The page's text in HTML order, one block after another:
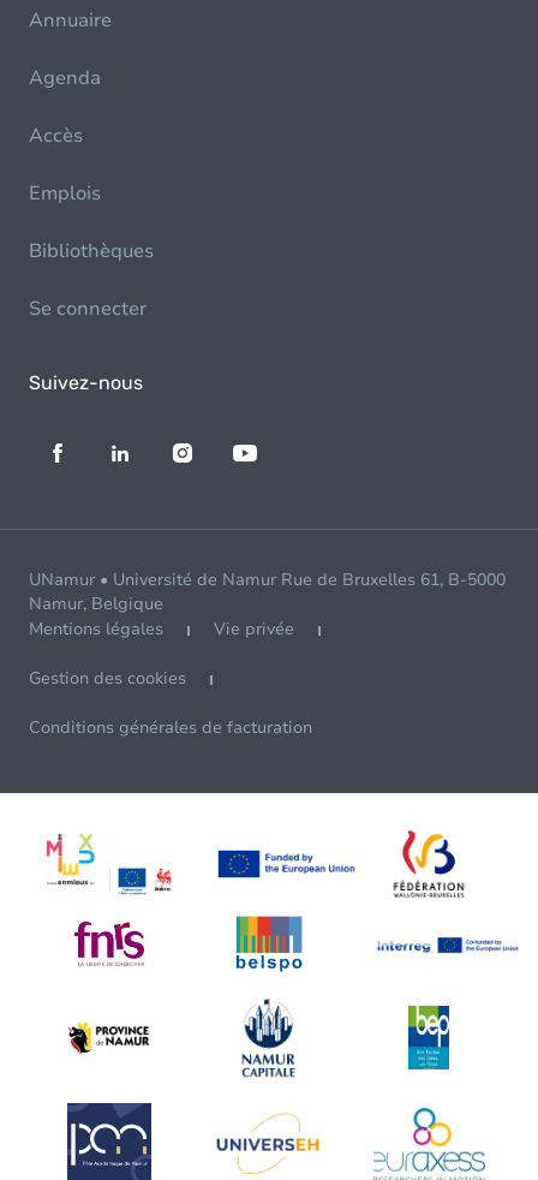
Annuaire
Agenda
Accès
Emplois
Bibliothèques
Se connecter
Suivez-nous
UNamur • Université de Namur Rue de Bruxelles 61, B-5000
Namur, Belgique
Mentions légales
Vie privée
Gestion des cookies
Conditions générales de facturation